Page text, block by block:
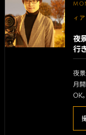
ィア
夜
行
夜
月
OK。